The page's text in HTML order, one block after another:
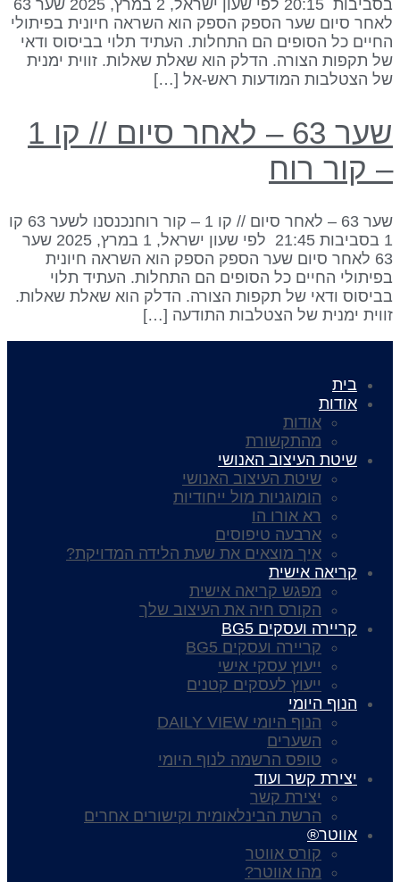
בסביבות 20:15 לפי שעון ישראל, 2 במרץ, 2025 שער 63
סיום שער הספק הספק הוא השראה חיונית בפיתולי
כל הסופים הם התחלות. העתיד תלוי בביסוס ודאי
תקפות הצורה. הדלק הוא שאלת שאלות. זווית ימנית
הצטלבות המודעות ראש-אל […]
שער 63 – לאחר סיום // קו 1
קור רוח
שער 63 – לאחר סיום // קו 1 – קור רוחנכנסנו לשער 63 קו
1 בסביבות 21:45 לפי שעון ישראל, 1 במרץ, 2025 שער
63 לאחר סיום שער הספק הספק הוא השראה חיונית
החיים כל הסופים הם התחלות. העתיד תלוי
ודאי של תקפות הצורה. הדלק הוא שאלת שאלות.
ימנית של הצטלבות התודעה […]
בית
אודות
אודות
מהתקשורת
שיטת העיצוב האנושי
שיטת העיצוב האנושי
הומוגניות מול ייחודיות
רא אורו הו
ארבעה טיפוסים
איך מוצאים את שעת הלידה המדויקת?
קריאה אישית
מפגש קריאה אישית
הקורס חיה את העיצוב שלך
קריירה ועסקים BG5
קריירה ועסקים BG5
ייעוץ עסקי אישי
ייעוץ לעסקים קטנים
הנוף היומי
הנוף היומי DAILY VIEW
השערים
טופס הרשמה לנוף היומי
יצירת קשר ועוד
יצירת קשר
הרשת הבינלאומית וקישורים אחרים
אווטר®
קורס אווטר
מהו אווטר?